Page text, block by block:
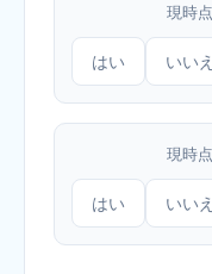
現時
はい いいえ
現時
はい いいえ